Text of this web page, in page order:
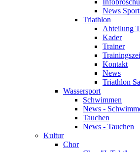
News
Triathlon
Abteilung
Kader
Trainer
Kontakt
News
Triathlon
Wassersport
Schwimmen
News -
Tauchen
News - Tauchen
Kultur
Chor